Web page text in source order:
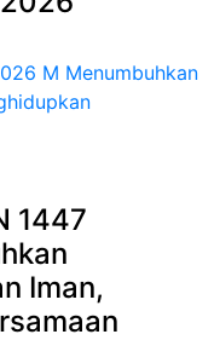
1447
Iman,